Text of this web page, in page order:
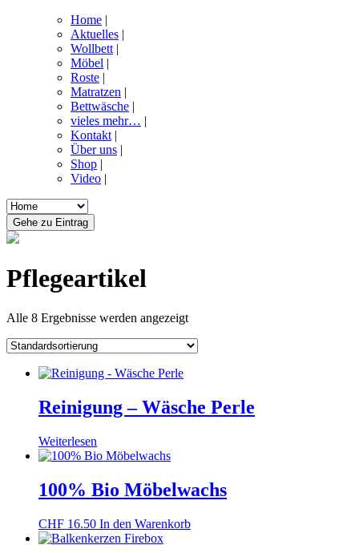
Home |
Aktuelles |
Wollbett |
Möbel |
Roste |
Matratzen |
Bettwäsche |
vieles mehr… |
Kontakt |
Über uns |
Shop |
Video |
Pflegeartikel
Alle 8 Ergebnisse werden angezeigt
Reinigung – Wäsche Perle
Weiterlesen
100% Bio Möbelwachs
CHF 16.50 In den Warenkorb